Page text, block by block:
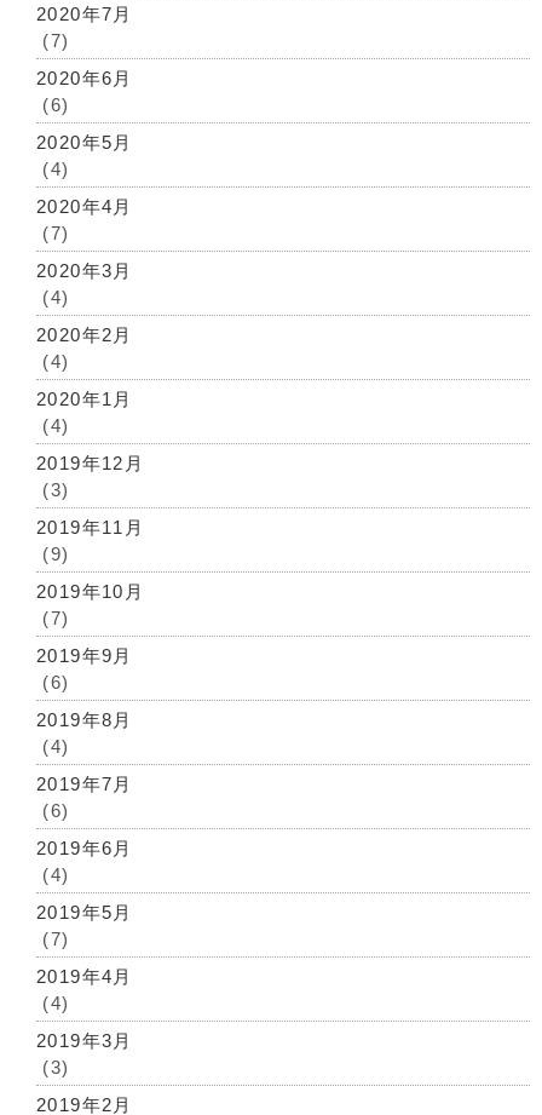
2020年7月
(7)
2020年6月
(6)
2020年5月
(4)
2020年4月
(7)
2020年3月
(4)
2020年2月
(4)
2020年1月
(4)
2019年12月
(3)
2019年11月
(9)
2019年10月
(7)
2019年9月
(6)
2019年8月
(4)
2019年7月
(6)
2019年6月
(4)
2019年5月
(7)
2019年4月
(4)
2019年3月
(3)
2019年2月